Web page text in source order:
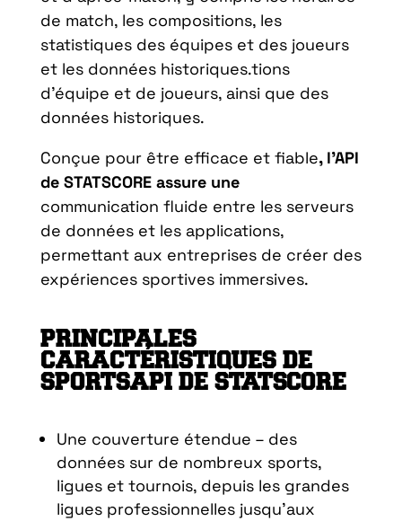
de match, les compositions, les
statistiques des équipes et des joueurs
et les données historiques.tions
d’équipe et de joueurs, ainsi que des
données historiques.
Conçue pour être efficace et fiable, l’API
de STATSCORE assure une
communication fluide entre les serveurs
de données et les applications,
permettant aux entreprises de créer des
expériences sportives immersives.
PRINCIPALES
CARACTÉRISTIQUES DE
SPORTSAPI DE STATSCORE
Une couverture étendue – des
données sur de nombreux sports,
ligues et tournois, depuis les grandes
ligues professionnelles jusqu’aux